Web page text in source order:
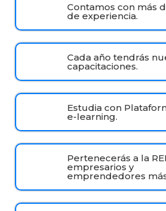
Contamos con más
de experiencia.
Cada año tendrás
capacitaciones.
Estudia con
e-learning.
Pertenecerás a la
empresarios y
emprendedores